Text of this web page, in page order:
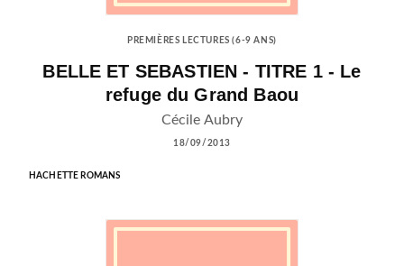
PREMIÈRES LECTURES (6-9 ANS)
BELLE ET SEBASTIEN - TITRE 1 - Le
refuge du Grand Baou
Cécile Aubry
18/09/2013
HACHETTE ROMANS